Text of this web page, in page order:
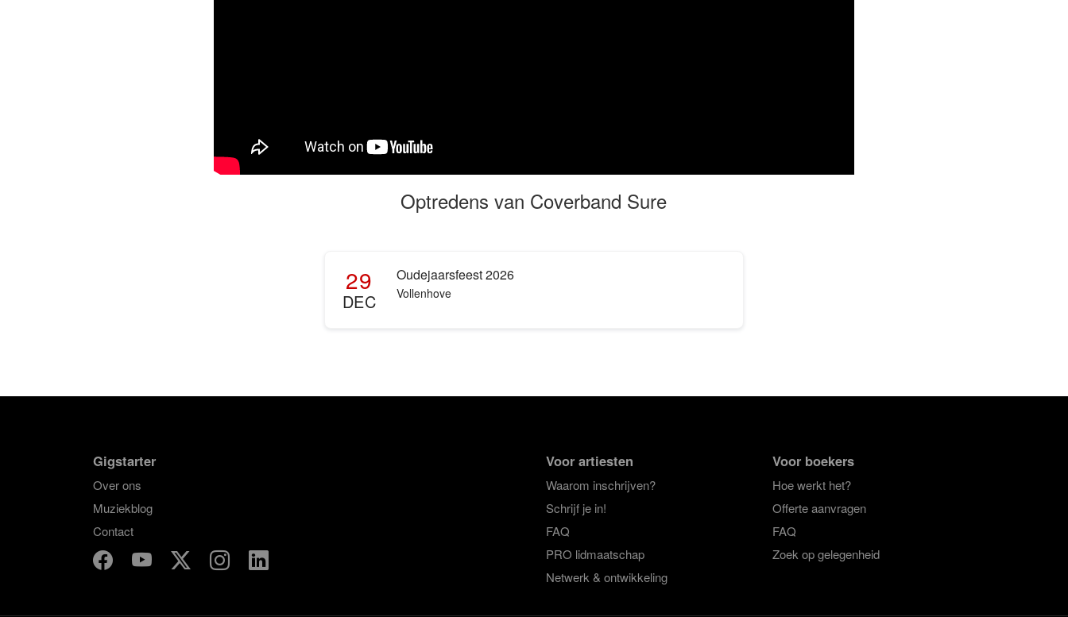
Optredens van Coverband Sure
29
DEC
Oudejaarsfeest 2026
Vollenhove
Voor artiesten
Waarom inschrijven?
Schrijf je in!
FAQ
PRO lidmaatschap
Netwerk & ontwikkeling
Voor boekers
Hoe werkt het?
Offerte aanvragen
FAQ
Zoek op gelegenheid
Gigstarter
Over ons
Muziekblog
Contact